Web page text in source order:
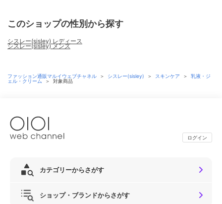
このショップの性別から探す
シスレー(sisley) レディース
シスレー(sisley) メンズ
ファッション通販マルイウェブチャネル ＞ シスレー(sisley) ＞ スキンケア ＞
乳液・ジ
ェル・クリーム ＞ 対象商品
ログイン
カテゴリーからさがす
ショップ・ブランドからさがす